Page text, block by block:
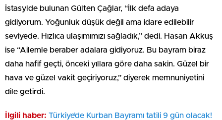
İstasylde bulunan Gülten Çağlar, “İlk defa adaya
gidiyorum. Yoğunluk düşük değil ama idare edilebilir
seviyede. Hızlıca ulaşımımızı sağladık,” dedi. Hasan Akkuş
ise “Ailemle beraber adalara gidiyoruz. Bu bayram biraz
daha hafif geçti, önceki yıllara göre daha sakin. Güzel bir
hava ve güzel vakit geçiriyoruz,” diyerek memnuniyetini
dile getirdi.
İlgili haber: Türkiye’de Kurban Bayramı tatili 9 gün olacak!